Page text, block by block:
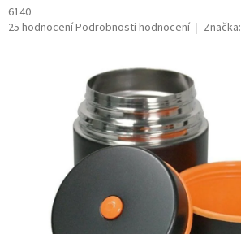
6140
Průměrné
25 hodnoceníPodrobnosti hodnocení Značka: